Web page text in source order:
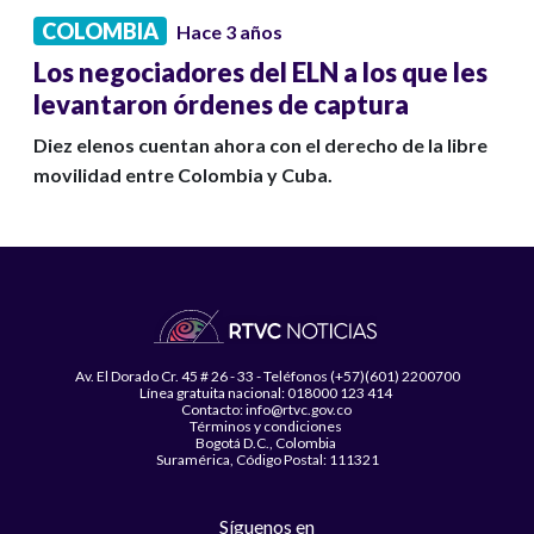
COLOMBIA Hace 3 años
Los negociadores del ELN a los que les
levantaron órdenes de captura
Diez elenos cuentan ahora con el derecho de la libre
movilidad entre Colombia y Cuba.
Av. El Dorado Cr. 45 # 26 - 33 - Teléfonos (+57)(601) 2200700
Línea gratuita nacional: 018000 123 414
Contacto: info@rtvc.gov.co
Términos y condiciones
Bogotá D.C., Colombia
Suramérica, Código Postal: 111321
Síguenos en